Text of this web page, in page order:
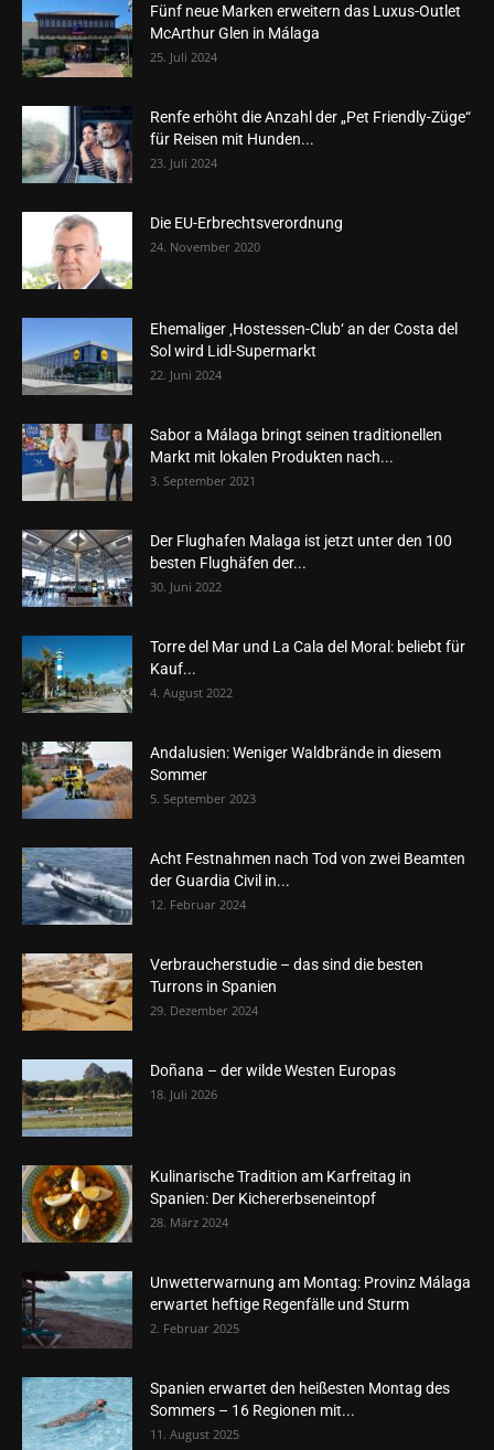
Fünf neue Marken erweitern das Luxus-Outlet
McArthur Glen in Málaga
25. Juli 2024
Renfe erhöht die Anzahl der „Pet Friendly-Züge“
für Reisen mit Hunden...
23. Juli 2024
Die EU-Erbrechtsverordnung
24. November 2020
Ehemaliger ‚Hostessen-Club‘ an der Costa del
Sol wird Lidl-Supermarkt
22. Juni 2024
Sabor a Málaga bringt seinen traditionellen
Markt mit lokalen Produkten nach...
3. September 2021
Der Flughafen Malaga ist jetzt unter den 100
besten Flughäfen der...
30. Juni 2022
Torre del Mar und La Cala del Moral: beliebt für
Kauf...
4. August 2022
Andalusien: Weniger Waldbrände in diesem
Sommer
5. September 2023
Acht Festnahmen nach Tod von zwei Beamten
der Guardia Civil in...
12. Februar 2024
Verbraucherstudie – das sind die besten
Turrons in Spanien
29. Dezember 2024
Doñana – der wilde Westen Europas
18. Juli 2026
Kulinarische Tradition am Karfreitag in
Spanien: Der Kichererbseneintopf
28. März 2024
Unwetterwarnung am Montag: Provinz Málaga
erwartet heftige Regenfälle und Sturm
2. Februar 2025
Spanien erwartet den heißesten Montag des
Sommers – 16 Regionen mit...
11. August 2025